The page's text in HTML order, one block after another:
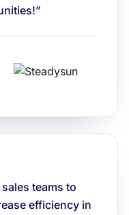
teams to
efficiency in